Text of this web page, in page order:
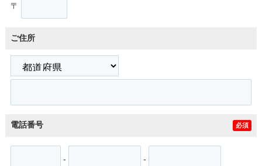
〒
ご住所
電話番号 必須
- -